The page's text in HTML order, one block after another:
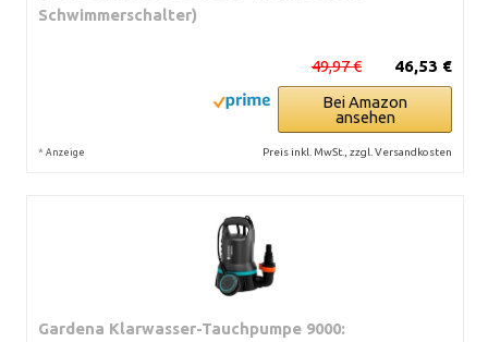
Schwimmerschalter)
46,53 €
49,97 €
Bei Amazon
ansehen
* Anzeige Preis inkl. MwSt., zzgl. Versandkosten
Gardena Klarwasser-Tauchpumpe 9000: